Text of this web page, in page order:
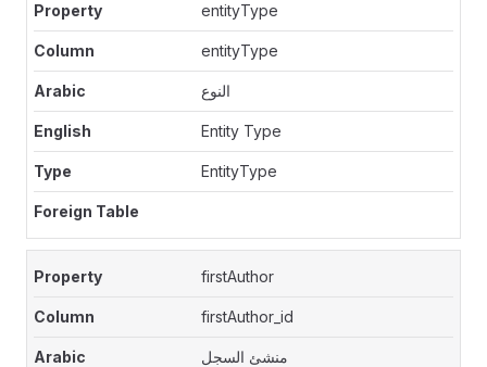
entityType
entityType
النوع
Entity Type
EntityType
firstAuthor
firstAuthor_id
منشئ السجل